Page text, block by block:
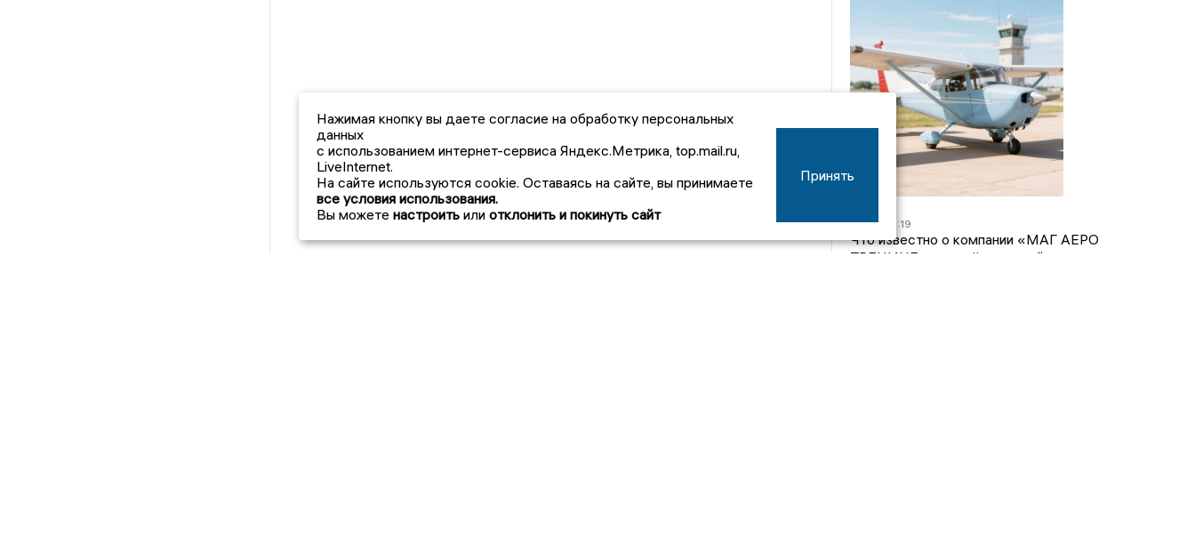
07/08 16:19
Что известно о компании «МАГ АЕРО
ТРЕНИНГ», самолёт которой потерпел крушение
Нажимая кнопку вы даете согласие на обработку персональных
данных
с использованием интернет-сервиса Яндекс.Метрика, top.mail.ru,
LiveInternet.
На сайте используются cookie. Оставаясь на сайте, вы принимаете
все условия использования.
Вы можете настроить или отклонить и покинуть сайт
Принять